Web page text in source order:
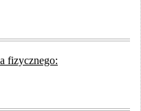
fizycznego: